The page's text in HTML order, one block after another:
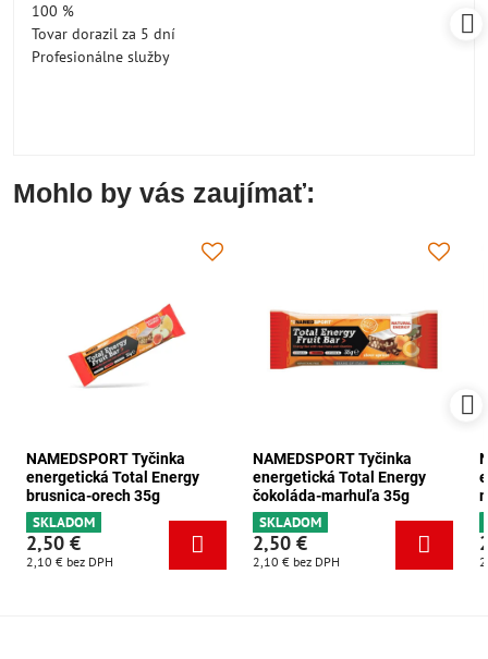
100 %
Tovar dorazil za 5 dní
Profesionálne služby
Mohlo by vás zaujímať:
NAMEDSPORT Tyčinka
energetická Total Energy
brusnica-orech 35g
SKLADOM
2,50 €
2,10 € bez DPH
NAMEDSPORT Tyčinka
energetická Total Energy
čokoláda-marhuľa 35g
SKLADOM
2,50 €
2,10 € bez DPH